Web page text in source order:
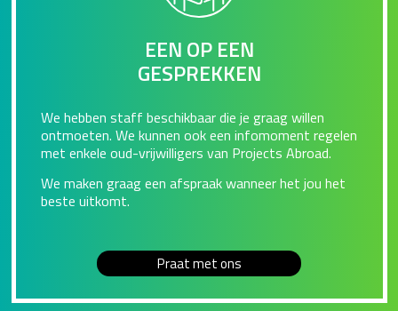
EEN OP EEN
GESPREKKEN
We hebben staff beschikbaar die je graag willen
ontmoeten. We kunnen ook een infomoment regelen
met enkele oud-vrijwilligers van Projects Abroad.
We maken graag een afspraak wanneer het jou het
beste uitkomt.
Praat met ons